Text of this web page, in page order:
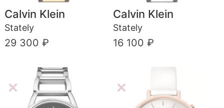
Calvin Klein
Stately
29 300 ₽
Calvin Klein
Stately
16 100 ₽